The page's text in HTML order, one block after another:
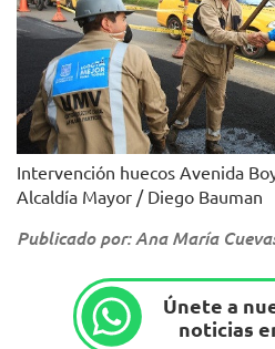
Intervención huecos Avenida
Alcaldía Mayor / Diego Bauman
Publicado por: Ana María
Únete a
noticias